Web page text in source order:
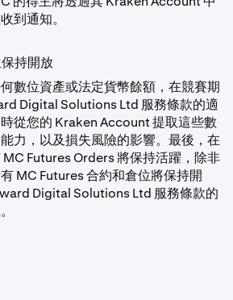
到通知。
持開放
數位資產或法定貨幣餘額，在競賽期
Digital Solutions Ltd 服務條款的適
從您的 Kraken Account 提取這些數
力，以及損失風險的影響。最後，在
Futures Orders 將保持活躍，除非
MC Futures 合約和倉位將保持開
Digital Solutions Ltd 服務條款的